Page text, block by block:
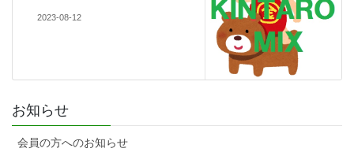
2023-08-12
お知らせ
会員の方へのお知らせ